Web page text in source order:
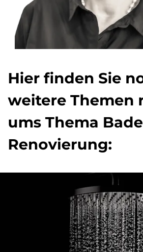
Hier fin­den Sie
wei­te­re The­men
ums The­ma
Re­no­vie­rung: